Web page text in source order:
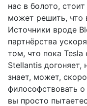
нас в болото,
может решить, что
Источники вроде
партнёрства
том, что пока
Stellantis догоняет,
знает, может,
философствовать
вы просто